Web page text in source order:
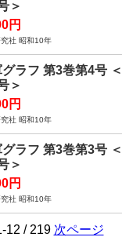
＞
円
社 昭和10年
ラフ 第3巻第4号
＞
円
社 昭和10年
ラフ 第3巻第3号
＞
円
社 昭和10年
12 / 219 次ページ